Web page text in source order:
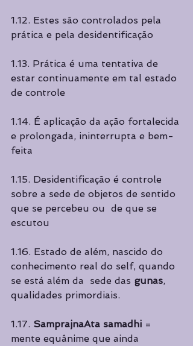
1.12. Estes são controlados pela
prática e pela desidentificação
1.13. Prática é uma tentativa de
estar continuamente em tal estado
de controle
1.14. É aplicação da ação fortalecida
e prolongada, ininterrupta e bem-
feita
1.15. Desidentificação é controle
sobre a sede de objetos de sentido
que se percebeu ou  de que se
escutou
1.16. Estado de além, nascido do
conhecimento real do self, quando
se está além da  sede das gunas,
qualidades primordiais.
1.17. SamprajnaAta samadhi =
mente equânime que ainda